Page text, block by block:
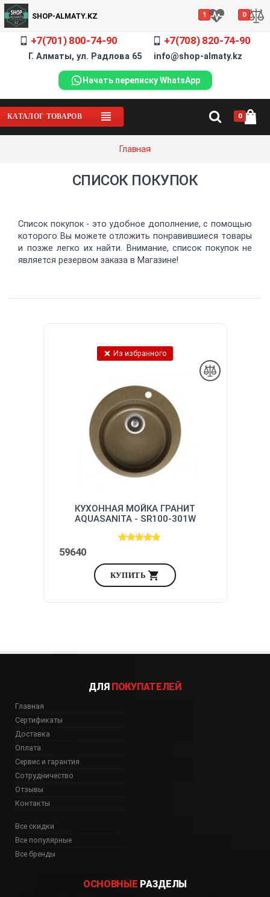
SHOP-ALMATY.KZ 1 0
+7(701) 800-74-90 +7(708) 820-74-90
Г. Алматы, ул. Радлова 65 info@shop-almaty.kz
Начать переписку WhatsApp
КАТАЛОГ ТОВАРОВ 0
Главная
СПИСОК ПОКУПОК
Список покупок - это удобное дополнение, с помощью
которого Вы можете отложить понравившиеся товары
и позже легко их найти. Внимание, список покупок не
является резервом заказа в Магазине!
Из избранного
КУХОННАЯ МОЙКА ГРАНИТ
AQUASANITA - SR100-301W
(5.0)1(5.0)
59640
КУПИТЬ
ДЛЯ ПОКУПАТЕЛЕЙ
Главная
Сертификаты
Доставка
Оплата
Сервис и гарантия
Сотрудничество
Отзывы
Контакты
Все скидки
Все популярные
Все бренды
ОСНОВНЫЕ РАЗДЕЛЫ